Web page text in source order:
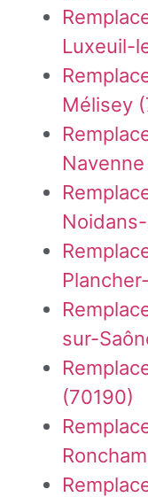
Luxeuil-
Mélisey
sur-
(70190)